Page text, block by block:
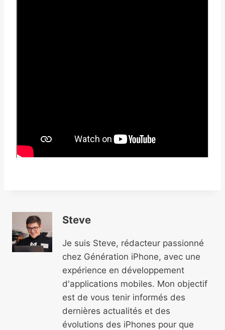
Steve
Je suis Steve, rédacteur passionné
chez Génération iPhone, avec une
expérience en développement
d'applications mobiles. Mon objectif
est de vous tenir informés des
dernières actualités et des
évolutions des iPhones pour que